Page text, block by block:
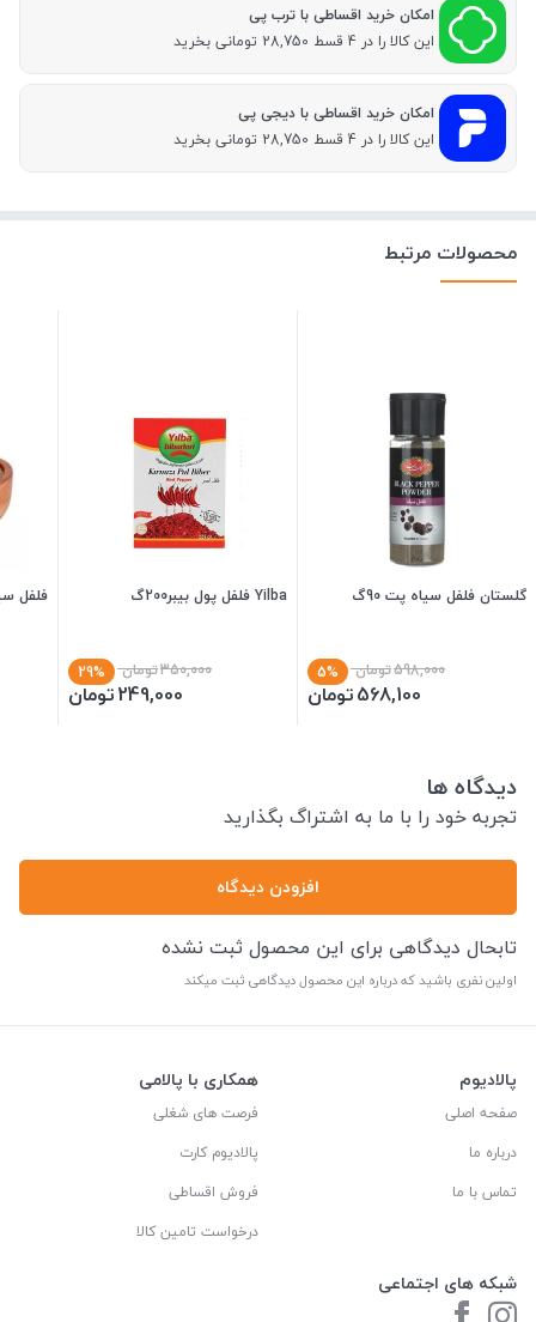
امکان خرید اقساطی با ترب پی
این کالا را در 4 قسط 28,750 تومانی بخرید
امکان خرید اقساطی با دیجی پی
این کالا را در 4 قسط 28,750 تومانی بخرید
محصولات مرتبط
گلستان فلفل سیاه پت 90گ
598,000تومان 5%
568,100تومان
Yilba فلفل پول بیبر200گ
350,000تومان 29%
249,000تومان
فلفل
دیدگاه ها
تجربه خود را با ما به اشتراگ بگذارید
افزودن دیدگاه
تابحال دیدگاهی برای این محصول ثبت نشده
اولین نفری باشید که درباره این محصول دیدگاهی ثبت میکند
پالادیوم
صفحه اصلی
درباره ما
تماس با ما
شبکه های اجتماعی
همکاری با پالامی
فرصت های شغلی
پالادیوم کارت
فروش اقساطی
درخواست تامین کالا